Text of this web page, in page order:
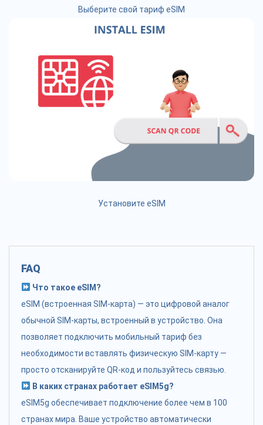
Выберите свой тариф eSIM
Установите eSIM
FAQ
Что такое eSIM?
eSIM (встроенная SIM-карта) — это цифровой аналог
обычной SIM-карты, встроенный в устройство. Она
позволяет подключить мобильный тариф без
необходимости вставлять физическую SIM-карту —
просто отсканируйте QR-код и пользуйтесь связью.
В каких странах работает eSIM5g?
eSIM5g обеспечивает подключение более чем в 100
странах мира. Ваше устройство автоматически